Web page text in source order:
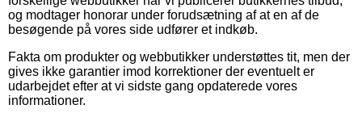
og modtager honorar under forudsætning af at en af de
besøgende på vores side udfører et indkøb.
Fakta om produkter og webbutikker understøttes tit, men der
gives ikke garantier imod korrektioner der eventuelt er
udarbejdet efter at vi sidste gang opdaterede vores
informationer.